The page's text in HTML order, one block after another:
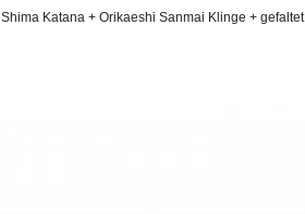
Shima Katana + Orikaeshi Sanmai Klinge + gefaltet